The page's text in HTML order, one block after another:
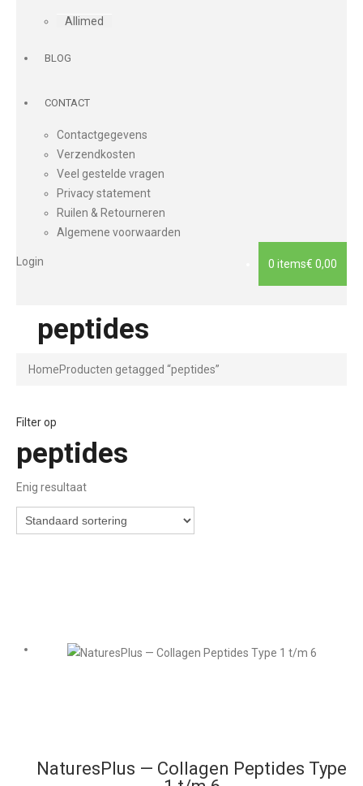
Allimed
BLOG
CONTACT
Contactgegevens
Verzendkosten
Veel gestelde vragen
Privacy statement
Ruilen & Retourneren
Algemene voorwaarden
0 items€ 0,00
Login
peptides
HomeProducten getagged “peptides”
Filter op
peptides
Enig resultaat
NaturesPlus — Collagen Peptides Type